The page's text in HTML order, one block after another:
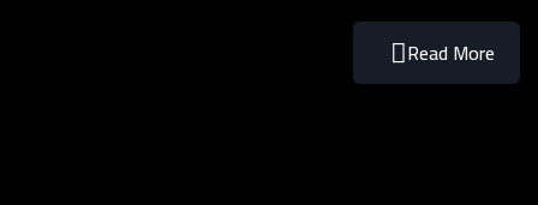
Read More